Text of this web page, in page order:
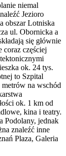
niemal
Jezioro
obszar Lotniska
ul. Obornicka a
się głównie
częściej
ok. 24 tys.
to Szpital
na wschód
ok. 1 km od
kina i teatry.
Podolany, jednak
znaleźć inne
Plaza, Galeria